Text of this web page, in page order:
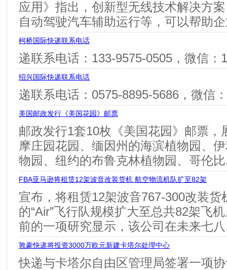
应用》指出，创新型无线技术解决方
自动驾驶汽车辅助运行等，可以帮助
柯桥国际快递联系电话
递联系电话：133-9575-0505，微信：
绍兴国际快递联系电话
递联系电话：0575-8895-5686，微信
美国邮政发行《美国花园》邮票
邮政发行1套10枚《美国花园》邮票，
摩庄园花园、缅因州的海滨植物园、
物园、纽约的布鲁克林植物园、哥伦
FBA亚马逊将租赁12架波音改装货机 航空物流机队扩至82架
宣布，将租赁12架波音767-300改装货
的“Air”飞行队规模扩大至总共82架
前的一项研究显示，该公司在未来七
敦豪快递将投资3000万欧元新建卡塔尔处理中心
快递与卡塔尔自由区管理局签署一项